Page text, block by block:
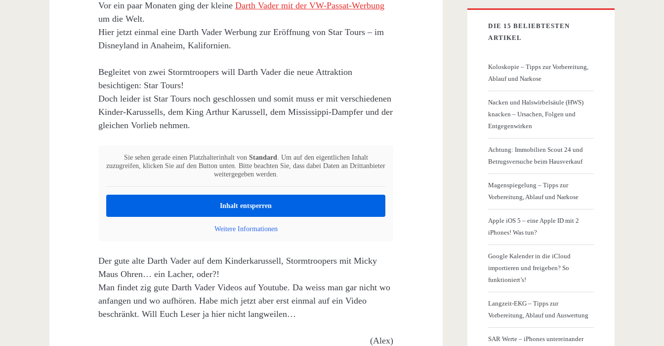
Vor ein paar Monaten ging der kleineDarth Vader mit der VW-Passat-Werbung
um die Welt.
Hier jetzt einmal eine Darth Vader Werbung zur Eröffnung von Star Tours – im
Disneyland in Anaheim, Kalifornien.
Begleitet von zwei Stormtroopers will Darth Vader die neue Attraktion
besichtigen: Star Tours!
Doch leider ist Star Tours noch geschlossen und somit muss er mit verschiedenen
Kinder-Karussells, dem King Arthur Karussell, dem Mississippi-Dampfer und der
gleichen Vorlieb nehmen.
Sie sehen gerade einen Platzhalterinhalt von Standard. Um auf den eigentlichen Inhalt
zuzugreifen, klicken Sie auf den Button unten. Bitte beachten Sie, dass dabei Daten an Drittanbieter
weitergegeben werden.
Inhalt entsperren
Weitere Informationen
Der gute alte Darth Vader auf dem Kinderkarussell, Stormtroopers mit Micky
Maus Ohren… ein Lacher, oder?!
Man findet zig gute Darth Vader Videos auf Youtube. Da weiss man gar nicht wo
anfangen und wo aufhören. Habe mich jetzt aber erst einmal auf ein Video
beschränkt. Will Euch Leser ja hier nicht langweilen…
(Alex)
DIE 15 BELIEBTESTEN
ARTIKEL
Koloskopie – Tipps zur Vorbereitung,
Ablauf und Narkose
Nacken und Halswirbelsäule (HWS)
knacken – Ursachen, Folgen und
Entgegenwirken
Achtung: Immobilien Scout 24 und
Betrugsversuche beim Hausverkauf
Magenspiegelung – Tipps zur
Vorbereitung, Ablauf und Narkose
Apple iOS 5 – eine Apple ID mit 2
iPhones! Was tun?
Google Kalender in die iCloud
importieren und freigeben? So
funktioniert’s!
Langzeit-EKG – Tipps zur
Vorbereitung, Ablauf und Auswertung
SAR Werte – iPhones untereinander